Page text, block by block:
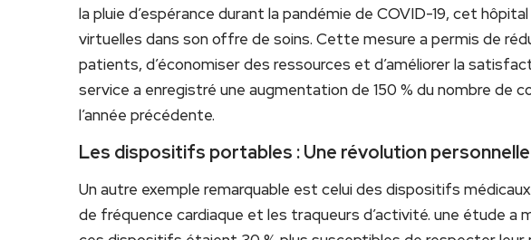
la pluie d’espérance durant la pandémie de COVID-19, cet
virtuelles dans son offre‌ de soins. Cette mesure a permis de
patients, d’économiser des ressources et ​d’améliorer la
service a enregistré‍ une augmentation de 150 % du nombre de
l’année précédente.
Les dispositifs portables : Une révolution ‍personnelle
Un autre exemple remarquable est celui des dispositifs
de fréquence cardiaque et les ⁤traqueurs d’activité. une étude a